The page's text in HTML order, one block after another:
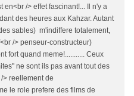
en<br /> effet fascinant!... Il n'y a
des heures aux Kahzar. Autant
sables) m'indiffere totalement,
/> penseur-constructeur)
fort quand meme!........... Ceux
ne sont ils pas avant tout des
> reellement de
le role prefere des films de